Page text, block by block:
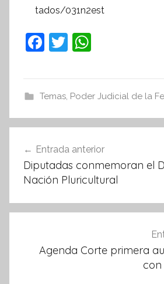
tados/031n2est
F
e
b
o
k
T
er s
A
p
Temas, Poder Judicial de la
de
entradas
Entrada anterior
Diputadas conmemoran el
Nación Pluricultural
Agenda Corte primera
con